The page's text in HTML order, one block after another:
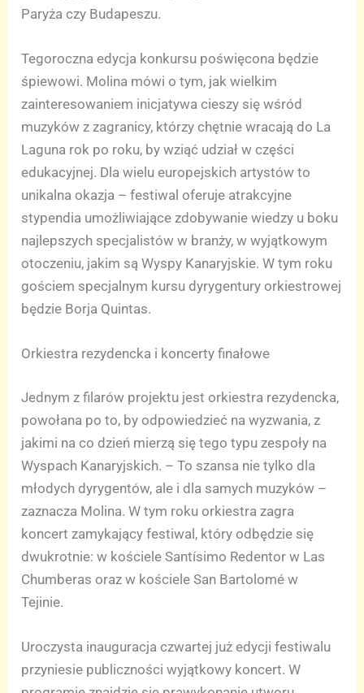
Paryża czy Budapeszu.
Tegoroczna edycja konkursu poświęcona będzie
śpiewowi. Molina mówi o tym, jak wielkim
zainteresowaniem inicjatywa cieszy się wśród
muzyków z zagranicy, którzy chętnie wracają do La
Laguna rok po roku, by wziąć udział w części
edukacyjnej. Dla wielu europejskich artystów to
unikalna okazja – festiwal oferuje atrakcyjne
stypendia umożliwiające zdobywanie wiedzy u boku
najlepszych specjalistów w branży, w wyjątkowym
otoczeniu, jakim są Wyspy Kanaryjskie. W tym roku
gościem specjalnym kursu dyrygentury orkiestrowej
będzie Borja Quintas.
Orkiestra rezydencka i koncerty finałowe
Jednym z filarów projektu jest orkiestra rezydencka,
powołana po to, by odpowiedzieć na wyzwania, z
jakimi na co dzień mierzą się tego typu zespoły na
Wyspach Kanaryjskich. – To szansa nie tylko dla
młodych dyrygentów, ale i dla samych muzyków –
zaznacza Molina. W tym roku orkiestra zagra
koncert zamykający festiwal, który odbędzie się
dwukrotnie: w kościele Santísimo Redentor w Las
Chumberas oraz w kościele San Bartolomé w
Tejinie.
Uroczysta inauguracja czwartej już edycji festiwalu
przyniesie publiczności wyjątkowy koncert. W